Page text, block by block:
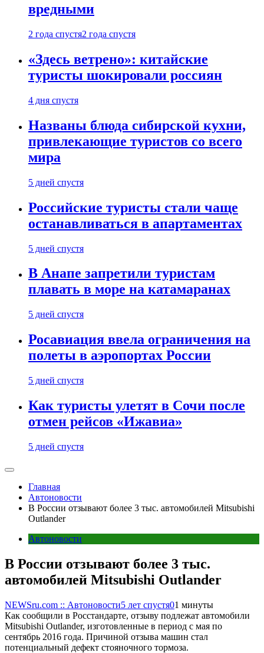
вредными
2 года спустя2 года спустя
«Здесь ветрено»: китайские
туристы шокировали россиян
4 дня спустя
Названы блюда сибирской кухни,
привлекающие туристов со всего
мира
5 дней спустя
Российские туристы стали чаще
останавливаться в апартаментах
5 дней спустя
В Анапе запретили туристам
плавать в море на катамаранах
5 дней спустя
Росавиация ввела ограничения на
полеты в аэропортах России
5 дней спустя
Как туристы улетят в Сочи после
отмен рейсов «Ижавиа»
5 дней спустя
Главная
Автоновости
В России отзывают более 3 тыс. автомобилей Mitsubishi
Outlander
Автоновости
В России отзывают более 3 тыс.
автомобилей Mitsubishi Outlander
NEWSru.com :: Автоновости5 лет спустя01 минуты
Как сообщили в Росстандарте, отзыву подлежат автомобили
Mitsubishi Outlander, изготовленные в период с мая по
сентябрь 2016 года. Причиной отзыва машин стал
потенциальный дефект стояночного тормоза.